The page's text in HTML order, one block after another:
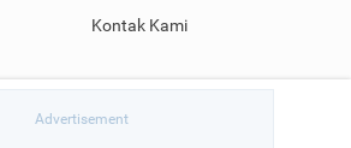
Kontak Kami
SindoMakassar All Rights Reserved.